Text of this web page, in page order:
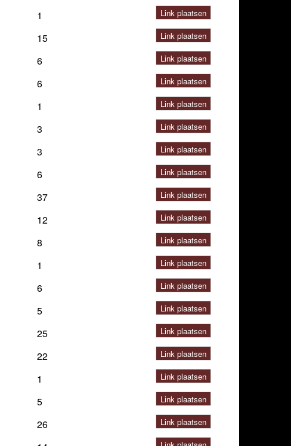
1 Link plaatsen
15 Link plaatsen
6 Link plaatsen
6 Link plaatsen
1 Link plaatsen
3 Link plaatsen
3 Link plaatsen
6 Link plaatsen
37 Link plaatsen
12 Link plaatsen
8 Link plaatsen
1 Link plaatsen
6 Link plaatsen
5 Link plaatsen
25 Link plaatsen
22 Link plaatsen
1 Link plaatsen
5 Link plaatsen
26 Link plaatsen